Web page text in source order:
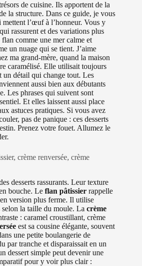
de cuisine. Ils apportent de la
la structure. Dans ce guide, je vous
mettent l’œuf à l’honneur. Vous y
rassurent et des variations plus
comme une mer calme et
un nuage qui se tient. J’aime
ma grand-mère, quand la maison
caramélisé. Elle utilisait toujours
un détail qui change tout. Les
aussi bien aux débutants
Les phrases qui suivent sont
Et elles laissent aussi place
astuces pratiques. Si vous avez
pas de panique : ces desserts
Prenez votre fouet. Allumez le
crème renversée, crème
desserts rassurants. Leur texture
bouche. Le flan pâtissier rappelle
version plus ferme. Il utilise
selon la taille du moule. La crème
: caramel croustillant, crème
est sa cousine élégante, souvent
une petite boulangerie de
par tranche et disparaissait en un
dessert simple peut devenir une
pour y voir plus clair :